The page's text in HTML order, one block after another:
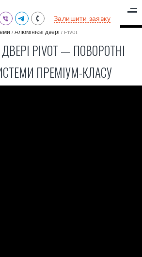
Залишити заявку
/ Алюмінієві двері / Pivot
PIVOT — ПОВОРОТНІ
ПРЕМІУМ-КЛАСУ